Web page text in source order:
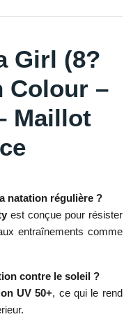
Girl (8?
Colour –
Maillot
natation régulière ?
est conçue pour résister
entraînements comme
contre le soleil ?
UV 50+, ce qui le rend